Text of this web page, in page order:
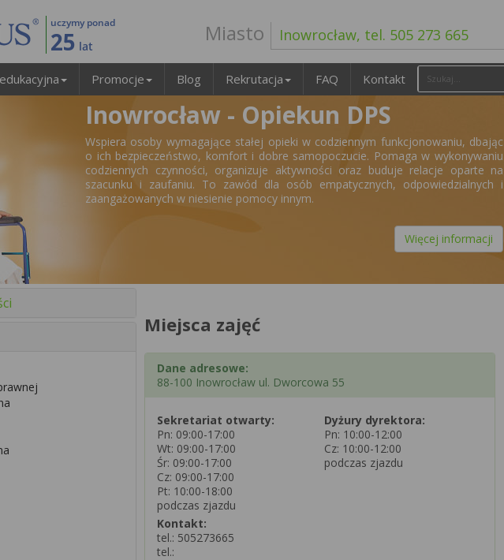
uczymy ponad
25 lat
Miasto Inowrocław, tel. 505 273 665
Promocje Blog Rekrutacja FAQ Kontakt
Inowrocław - Opiekun DPS
Wspiera osoby wymagające stałej opieki w codziennym funkcjonowaniu, dbając
o ich bezpieczeństwo, komfort i dobre samopoczucie. Pomaga w wykonywaniu
codziennych czynności, organizuje aktywności oraz buduje relacje oparte na
szacunku i zaufaniu. To zawód dla osób empatycznych, odpowiedzialnych i
zaangażowanych w niesienie pomocy innym.
Więcej informacji
Miejsca zajęć
Dane adresowe:
88-100 Inowrocław ul. Dworcowa 55
Sekretariat otwarty:
Pn: 09:00-17:00
Wt: 09:00-17:00
Śr: 09:00-17:00
Cz: 09:00-17:00
Pt: 10:00-18:00
podczas zjazdu
Dyżury dyrektora:
Pn: 10:00-12:00
Cz: 10:00-12:00
podczas zjazdu
Kontakt:
tel.: 505273665
tel.: